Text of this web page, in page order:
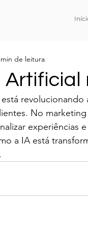
de leitura
No
experiências
a IA está